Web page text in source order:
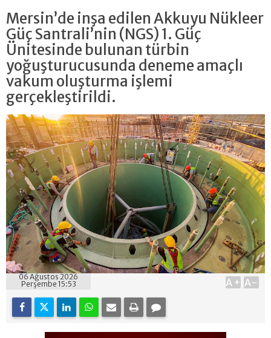
Mersin’de inşa edilen Akkuyu Nükleer
Güç Santrali’nin (NGS) 1. Güç
Ünitesinde bulunan türbin
yoğuşturucusunda deneme amaçlı
vakum oluşturma işlemi
gerçekleştirildi.
06 Ağustos 2026
Perşembe 15:53
A+ A-